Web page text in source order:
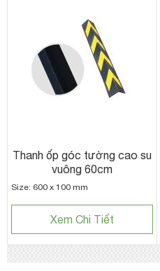
Thanh ốp góc tường cao su
vuông 60cm
Size: 600 x 100 mm
Xem Chi Tiết